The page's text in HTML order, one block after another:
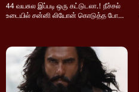
44 வயசுல இப்படி ஒரு கட்டுடலா.! நீச்சல்
உடையில் சன்னி லியோன் கொடுத்த போஸ